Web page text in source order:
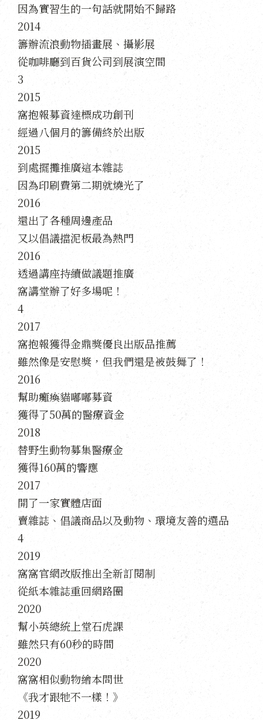
因為實習生的一句話就開始不歸路
2014
籌辦流浪動物插畫展、攝影展
從咖啡廳到百貨公司到展演空間
3
2015
窩抱報募資達標成功創刊
經過八個月的籌備終於出版
2015
到處擺攤推廣這本雜誌
因為印刷費第二期就燒光了
2016
還出了各種周邊產品
又以倡議擋泥板最為熱門
2016
透過講座持續做議題推廣
窩講堂辦了好多場呢！
4
2017
窩抱報獲得金鼎獎優良出版品推薦
雖然像是安慰獎，但我們還是被鼓舞了！
2016
幫助癱瘓貓嘟嘟募資
獲得了50萬的醫療資金
2018
替野生動物募集醫療金
獲得160萬的響應
2017
開了一家實體店面
賣雜誌、倡議商品以及動物、環境友善的選品
4
2019
窩窩官網改版推出全新訂閱制
從紙本雜誌重回網路圈
2020
幫小英總統上堂石虎課
雖然只有60秒的時間
2020
窩窩相似動物繪本問世
《我才跟牠不一樣！》
2019